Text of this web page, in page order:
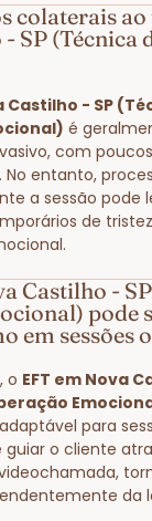
colaterais ao
SP (Técnica
Castilho - SP
é
com
entanto,
a sessão pode
de
Castilho -
pode
em sessões
o EFT em Nova
para
o cliente
da